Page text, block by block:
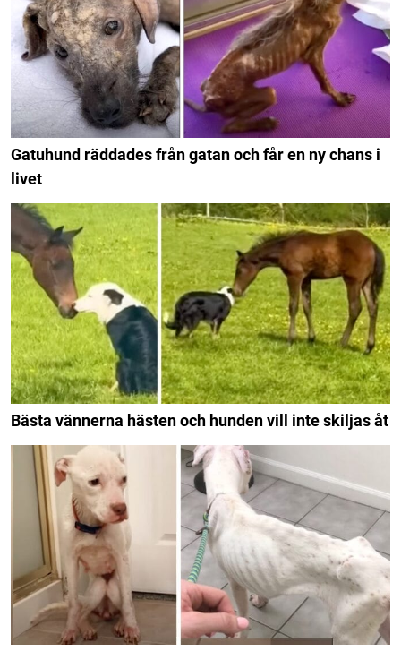
Gatuhund räddades från gatan och får en ny chans i
livet
Bästa vännerna hästen och hunden vill inte skiljas åt